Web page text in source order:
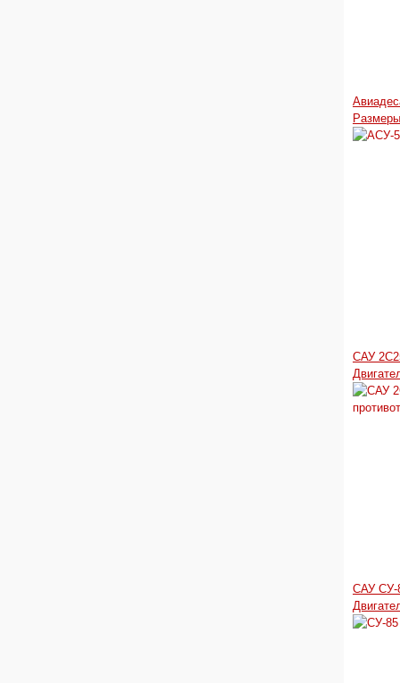
САУ
САУ СУ-